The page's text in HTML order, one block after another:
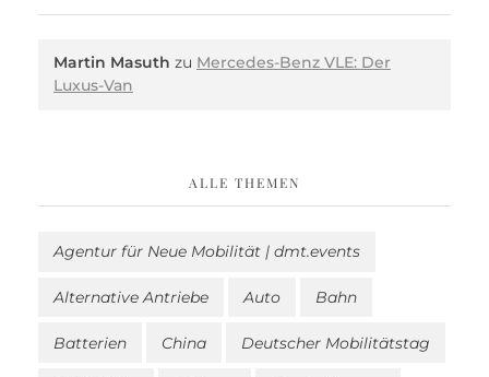
Martin Masuth zu Mercedes-Benz VLE: Der
Luxus-Van
ALLE THEMEN
Agentur für Neue Mobilität | dmt.events
Alternative Antriebe Auto Bahn
Batterien China Deutscher Mobilitätstag